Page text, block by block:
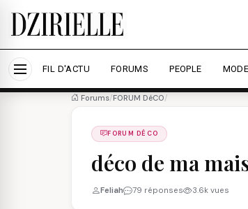
Nous utilisons des cookies pour
Accepter tout
FIL D'ACTU FORUMS PEOPLE MODE
Forums/FORUM DéCO/
FORUM DÉCO
déco de ma
Feliah 79 réponses 3.6k vues